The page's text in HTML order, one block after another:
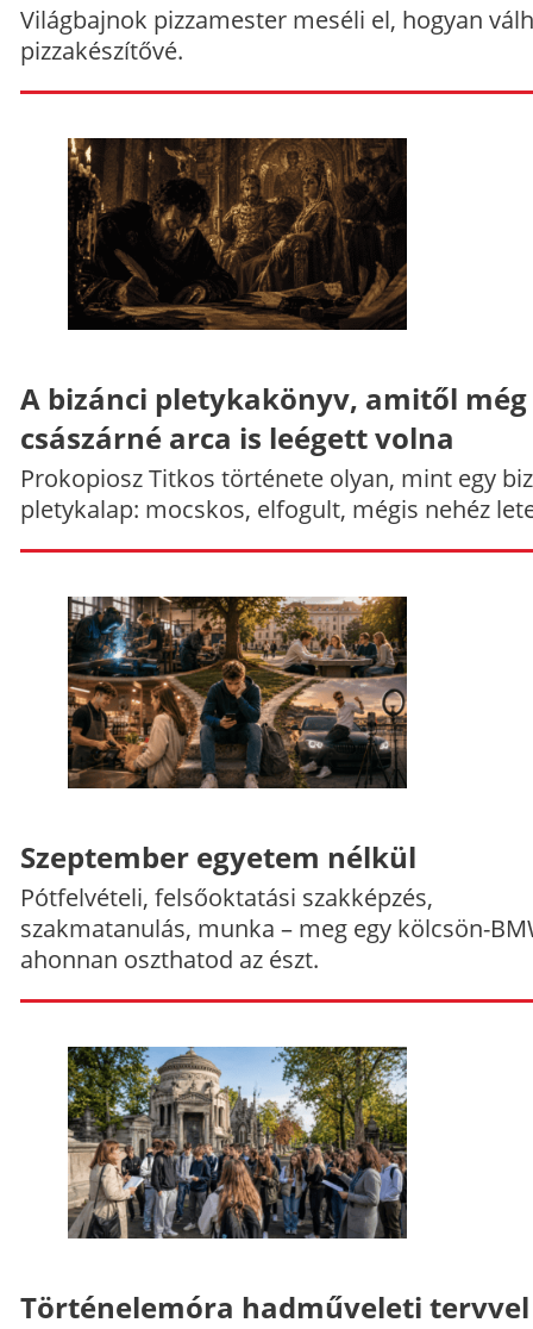
Világbajnok pizzamester meséli el, hogyan
pizzakészítővé.
A bizánci pletykakönyv, amitől még
császárné arca is leégett volna
Prokopiosz Titkos története olyan, mint egy
pletykalap: mocskos, elfogult, mégis nehéz
Szeptember egyetem nélkül
Pótfelvételi, felsőoktatási szakképzés,
szakmatanulás, munka – meg egy kölcsön-
ahonnan oszthatod az észt.
Történelemóra hadműveleti tervvel